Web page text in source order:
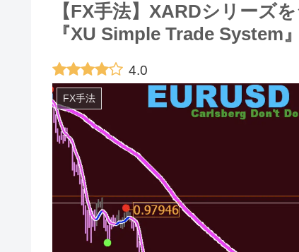
【FX手法】XARDシリーズ
『XU Simple Trade System
4.0
FX手法